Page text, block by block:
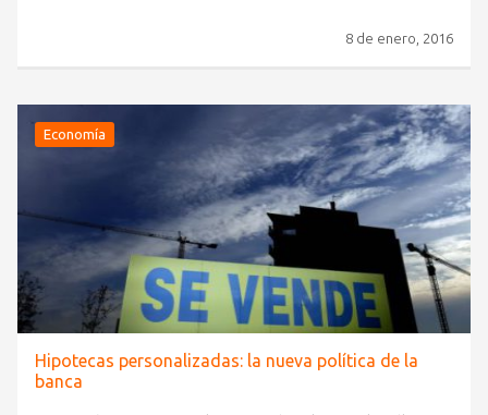
8 de enero, 2016
Economía
Hipotecas personalizadas: la nueva política de la
banca